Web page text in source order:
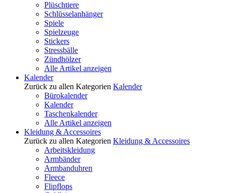
Plüschtiere
Schlüsselanhänger
Spiele
Spielzeuge
Stickers
Stressbälle
Zündhölzer
Alle Artikel anzeigen
Kalender
Zurück zu allen Kategorien Kalender
Bürokalender
Kalender
Taschenkalender
Alle Artikel anzeigen
Kleidung & Accessoires
Zurück zu allen Kategorien Kleidung & Accessoires
Arbeitskleidung
Armbänder
Armbanduhren
Fleece
Flipflops